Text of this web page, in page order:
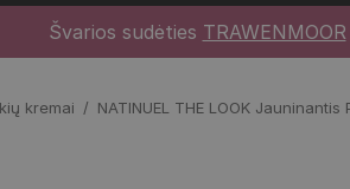
Švarios sudėties TRAWENMOOR
kremai NATINUEL THE LOOK